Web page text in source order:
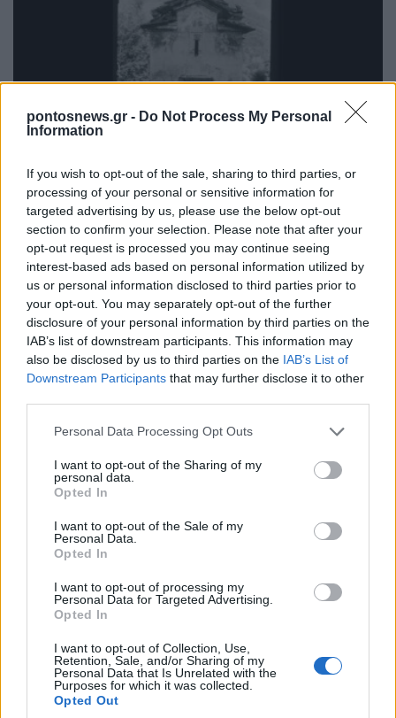
pontosnews.gr - Do Not Process My Personal
Information
If you wish to opt-out of the sale, sharing to third parties, or
processing of your personal or sensitive information for
targeted advertising by us, please use the below opt-out
section to confirm your selection. Please note that after your
opt-out request is processed you may continue seeing
interest-based ads based on personal information utilized by
us or personal information disclosed to third parties prior to
your opt-out. You may separately opt-out of the further
disclosure of your personal information by third parties on the
IAB’s list of downstream participants. This information may
also be disclosed by us to third parties on the IAB’s List of
Downstream Participants that may further disclose it to other
Please note that this website/app uses one or more Google
not limited to your visit or usage behaviour. You may click to
grant or deny consent to Google and its third-party tags to
use your data for below specified purposes in below Google
consent section.
Personal Data Processing Opt Outs
I want to opt-out of the Sharing of my
personal data.
Opted In
I want to opt-out of the Sale of my
Personal Data.
Opted In
I want to opt-out of processing my
Personal Data for Targeted Advertising.
Opted In
I want to opt-out of Collection, Use,
Retention, Sale, and/or Sharing of my
Personal Data that Is Unrelated with the
Purposes for which it was collected.
Opted Out
ΠΟΝΤΟΣ
Ματσούκα Πόντου: Η χαμένη εκκλησία των
Ταξιαρχών και το μυστήριο της Παναγίας
Πονολύτριας
4/08/2026 - 8:17μμ
ΠΟΝΤΟΣ
«εφεύρεση» με επίκληση απορρήτου
4/08/2026 - 1:45μμ